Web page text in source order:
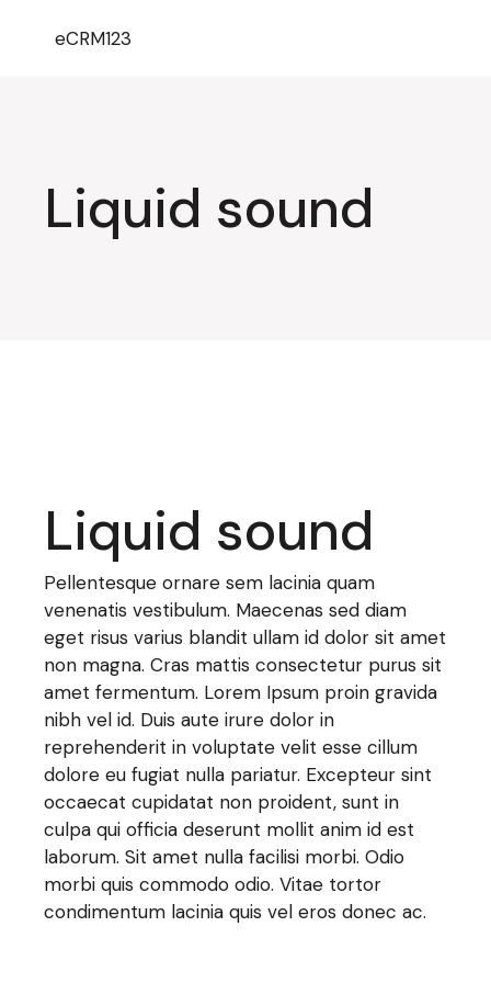
eCRM123
Liquid sound
Liquid sound
Pellentesque ornare sem lacinia quam
venenatis vestibulum. Maecenas sed diam
eget risus varius blandit ullam id dolor sit amet
non magna. Cras mattis consectetur purus sit
amet fermentum. Lorem Ipsum proin gravida
nibh vel id. Duis aute irure dolor in
reprehenderit in voluptate velit esse cillum
dolore eu fugiat nulla pariatur. Excepteur sint
occaecat cupidatat non proident, sunt in
culpa qui officia deserunt mollit anim id est
laborum. Sit amet nulla facilisi morbi. Odio
morbi quis commodo odio. Vitae tortor
condimentum lacinia quis vel eros donec ac.